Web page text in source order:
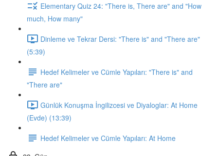
Elementary Quiz 24: "There is, There are" and "How
much, How many"
Dinleme ve Tekrar Dersi: "There is" and "There are"
(5:39)
Hedef Kelimeler ve Cümle Yapıları: "There is" and
"There are"
Günlük Konuşma İngilizcesi ve Diyaloglar: At Home
(Evde) (13:39)
Hedef Kelimeler ve Cümle Yapıları: At Home